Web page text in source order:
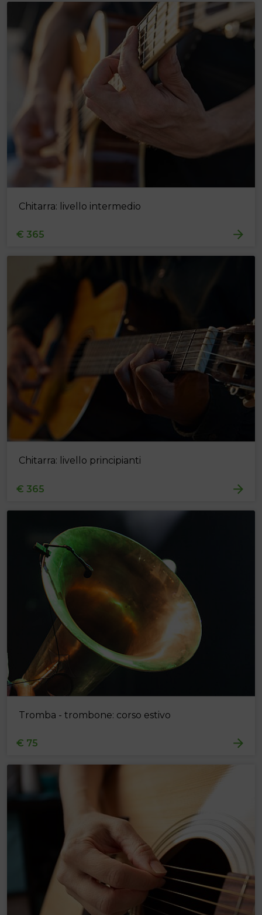
Chitarra: livello intermedio
€ 365
Chitarra: livello principianti
€ 365
Tromba - trombone: corso estivo
€ 75